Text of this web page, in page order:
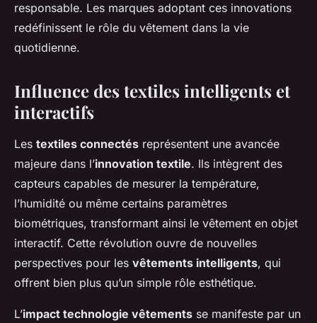
responsable. Les marques adoptant ces innovations
redéfinissent le rôle du vêtement dans la vie
quotidienne.
Influence des textiles intelligents et
interactifs
Les textiles connectés représentent une avancée
majeure dans l’innovation textile. Ils intègrent des
capteurs capables de mesurer la température,
l’humidité ou même certains paramètres
biométriques, transformant ainsi le vêtement en objet
interactif. Cette révolution ouvre de nouvelles
perspectives pour les vêtements intelligents, qui
offrent bien plus qu’un simple rôle esthétique.
L’impact technologie vêtements se manifeste par un